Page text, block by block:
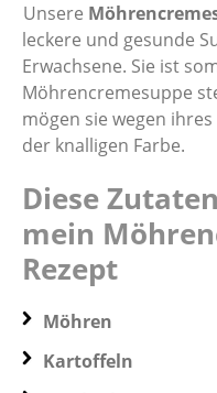
Unsere
leckere und gesunde
Erwachsene. Sie ist
Möhrencremesuppe
mögen sie wegen
der knalligen Farbe.
Diese
mein
Rezept
Möhren
Kartoffeln